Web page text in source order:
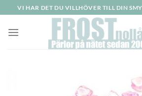
to
content
VI HAR DET DU VILLHÖVER TILL DIN